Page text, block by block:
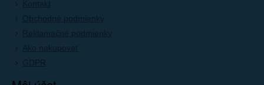
Kontakt
Obchodné podmienky
Reklamačné podmienky
Ako nakupovať
GDPR